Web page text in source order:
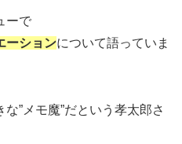
ーで
ーションについて語っていま
”メモ魔”だという孝太郎さ